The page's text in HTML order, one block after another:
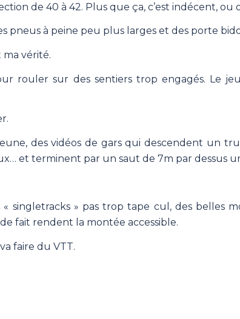
de 40 à 42. Plus que ça, c’est indécent, ou
pneus à peine peu plus larges et des porte
ma vérité.
rouler sur des sentiers trop engagés. Le
des vidéos de gars qui descendent un
et terminent par un saut de 7m par dessus
singletracks » pas trop tape cul, des belles
fait rendent la montée accessible.
faire du VTT.